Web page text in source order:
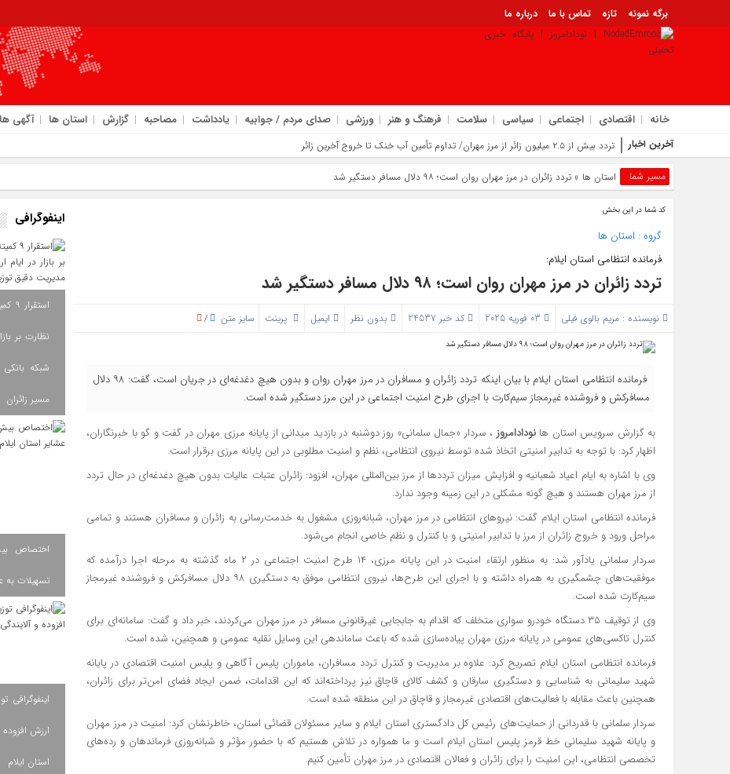
برگه نمونه تازه تماس با ما درباره ما
خانه اقتصادی اجتماعی سیاسی سلامت فرهنگ و هنر ورزشی صدای مردم / جوابیه یادداشت مصاحبه گزارش استان ها آگهی
آخرین اخبار
تردد بیش از ۲.۵ میلیون زائر از مرز مهران/ تداوم تأمین آب خنک تا خروج آخرین زائر
ترویج فرهنگ عاشورایی در مسیر اربعین | راه‌ اندازی «حسینه کتاب» در موکب مرکزی دهلران
تلاش جهادی آب و فاضلاب ایلام در اربعین ۱۴۰۵ | تضمین کیفیت آب برای ۳ میلیون مسافر در مسیر مهران
برگزاری نشست ستاد اربعین ایلام در مرز مهران؛ فرصت‌ های اقتصادی در مرزها و تهدیدهای جاده‌ ای در مسیر زائران
معرفی اداره کل آموزش فنی و حرفه‌ ای استان ایلام به‌ عنوان دستگاه برتر خدمت‌ رسانی در اربعین
تحقق خرید تضمینی بیش از ۲۴۵ هزار تن گندم در ایلام با افزایش ۱۷ درصدی نسبت به سال گذشته
مرز چیلات از ۲۸ صفر برای تردد زائران فعال می‌ شود | توسعه زیرساخت‌ ها و اقتصاد اربعین در دستور کار دولت است | رونمایی از مهر رسمی گذرنامه مرز زمینی چیلات
تجلیل سخنگوی دولت از میزبانی شایسته مردم ایلام در اربعین | تأکید بر تداوم مسیر خدمت‌ رسانی با انسجام ملی
مسیر شما استان ها » تردد زائران در مرز مهران روان است؛ ۹۸ دلال مسافر دستگیر شد
کد شما در این بخش
گروه : استان ها
فرمانده انتظامی استان ایلام:
تردد زائران در مرز مهران روان است؛ ۹۸ دلال مسافر دستگیر شد
نویسنده : مریم بالوی فیلی کد خبر 24537 بدون نظر ایمیل پرینت سایز متن /
فرمانده انتظامی استان ایلام با بیان اینکه تردد زائران و مسافران در مرز مهران روان و بدون هیچ دغدغه‌ای در جریان است، گفت: ۹۸ دلال
مسافرکش و فروشنده غیرمجاز سیم‌کارت با اجرای طرح امنیت اجتماعی در این مرز دستگیر شده است.
به گزارش سرویس استان هانودادامروز ، سردار «جمال سلمانی» روز دوشنبه در بازدید میدانی از پایانه مرزی مهران در گفت و گو با خبرنگاران،
اظهار کرد: با توجه به تدابیر امنیتی اتخاذ شده توسط نیروی انتظامی، نظم و امنیت مطلوبی در این پایانه مرزی برقرار است.
وی با اشاره به ایام اعیاد شعبانیه و افزایش میزان ترددها از مرز بین‌المللی مهران، افزود: زائران عتبات عالیات بدون هیچ دغدغه‌ای در حال تردد
از مرز مهران هستند و هیچ گونه مشکلی در این زمینه وجود ندارد.
فرمانده انتظامی استان ایلام گفت: نیروهای انتظامی در مرز مهران، شبانه‌روزی مشغول به خدمت‌رسانی به زائران و مسافران هستند و تمامی
مراحل ورود و خروج زائران از مرز با تدابیر امنیتی و با کنترل و نظم خاصی انجام می‌شود.
سردار سلمانی یادآور شد: به منظور ارتقاء امنیت در این پایانه مرزی، ۱۴ طرح امنیت اجتماعی در ۲ ماه گذشته به مرحله اجرا درآمده که
موفقیت‌های چشمگیری به همراه داشته و با اجرای این طرح‌ها، نیروی انتظامی موفق به دستگیری ۹۸ دلال مسافرکش و فروشنده غیرمجاز
سیم‌کارت شده است.
وی از توقیف ۳۵ دستگاه خودرو سواری متخلف که اقدام به جابجایی غیرقانونی مسافر در مرز مهران می‌کردند، خبر داد و گفت: سامانه‌ای برای
کنترل تاکسی‌های عمومی در پایانه مرزی مهران پیاده‌سازی شده که باعث ساماندهی این وسایل نقلیه عمومی و همچنین، شده است.
فرمانده انتظامی استان ایلام تصریح کرد: علاوه بر مدیریت و کنترل تردد مسافران، ماموران پلیس آگاهی و پلیس امنیت اقتصادی در پایانه
شهید سلیمانی به شناسایی و دستگیری سارقان و کشف کالای قاچاق نیز پرداخته‌اند که این اقدامات، ضمن ایجاد فضای امن‌تر برای زائران،
همچنین باعث مقابله با فعالیت‌های اقتصادی غیرمجاز و قاچاق در این منطقه شده است.
سردار سلمانی با قدردانی از حمایت‌های رئیس کل دادگستری استان ایلام و سایر مسئولان قضائی استان، خاطرنشان کرد: امنیت در مرز مهران
و پایانه شهید سلیمانی خط قرمز پلیس استان ایلام است و ما همواره در تلاش هستیم که با حضور مؤثر و شبانه‌روزی فرماندهان و رده‌های
تخصصی انتظامی، این امنیت را برای زائران و فعالان اقتصادی در مرز مهران تأمین کنیم.
اینفوگرافی
شبکه
مسیر زائران
تسهیلات به
استان ایلام